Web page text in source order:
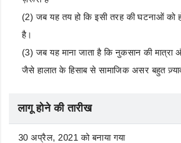
(2) जब यह तय हो कि इसी तरह की घटनाओं को
है।
(3) जब यह माना जाता है कि नुकसान की मात्रा
जैसे हालात के हिसाब से सामाजिक असर बहुत
लागू होने की तारीख
30 अप्रैल, 2021 को बनाया गया